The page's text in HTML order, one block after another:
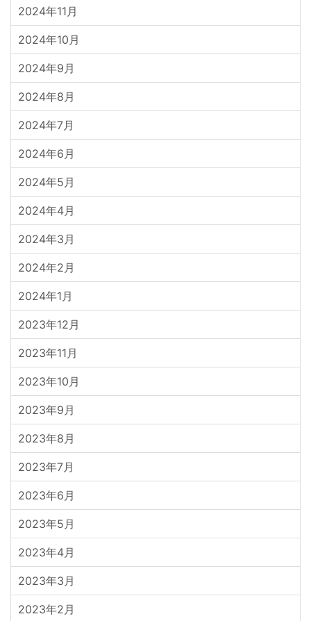
2024年11月
2024年10月
2024年9月
2024年8月
2024年7月
2024年6月
2024年5月
2024年4月
2024年3月
2024年2月
2024年1月
2023年12月
2023年11月
2023年10月
2023年9月
2023年8月
2023年7月
2023年6月
2023年5月
2023年4月
2023年3月
2023年2月